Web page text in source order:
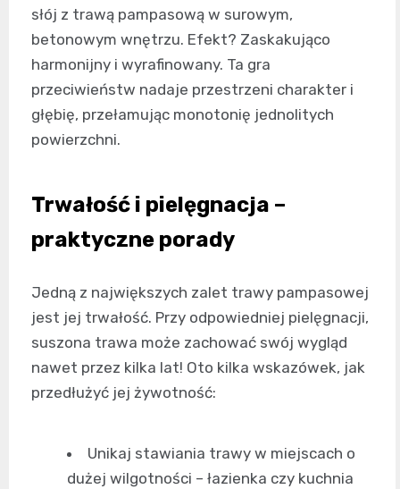
słój z trawą pampasową w surowym,
betonowym wnętrzu. Efekt? Zaskakująco
harmonijny i wyrafinowany. Ta gra
przeciwieństw nadaje przestrzeni charakter i
głębię, przełamując monotonię jednolitych
powierzchni.
Trwałość i pielęgnacja –
praktyczne porady
Jedną z największych zalet trawy pampasowej
jest jej trwałość. Przy odpowiedniej pielęgnacji,
suszona trawa może zachować swój wygląd
nawet przez kilka lat! Oto kilka wskazówek, jak
przedłużyć jej żywotność:
Unikaj stawiania trawy w miejscach o
dużej wilgotności – łazienka czy kuchnia